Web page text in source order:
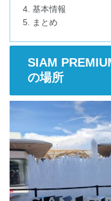
基本情報
まとめ
SIAM
の場所